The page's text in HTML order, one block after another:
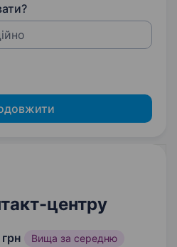
центру
Вища за середню